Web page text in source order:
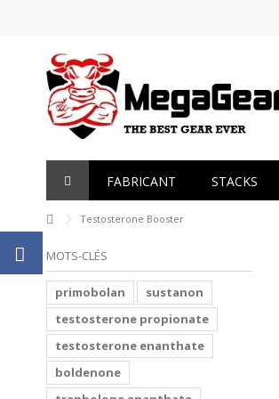
FABRICANT STACKS
Testosterone Booster
MOTS-CLÉS
primobolan
sustanon
testosterone propionate
testosterone enanthate
boldenone